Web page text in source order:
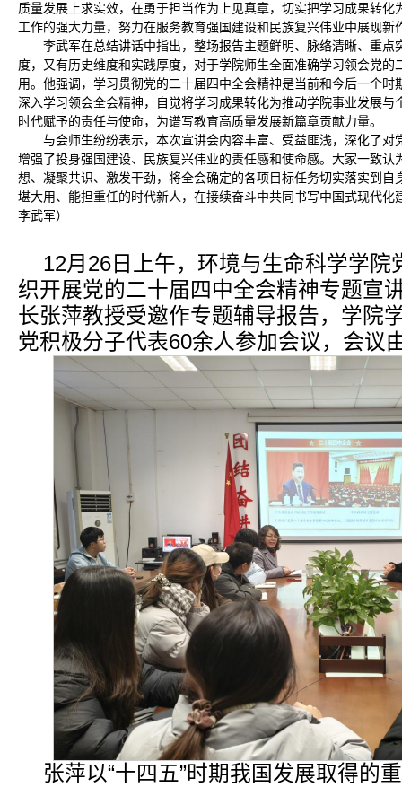
质量发展上求实效，在勇于担当作为上见真章，切实把学习成果转
工作的强大力量，努力在服务教育强国建设和民族复兴伟业中展现新
李武军在总结讲话中指出，整场报告主题鲜明、脉络清晰、重
度，又有历史维度和实践厚度，对于学院师生全面准确学习领会党
用。他强调，学习贯彻党的二十届四中全会精神是当前和今后一个
深入学习领会全会精神，自觉将学习成果转化为推动学院事业发展
时代赋予的责任与使命，为谱写教育高质量发展新篇章贡献力量。
与会师生纷纷表示，本次宣讲会内容丰富、受益匪浅，深化了
增强了投身强国建设、民族复兴伟业的责任感和使命感。大家一致
想、凝聚共识、激发干劲，将全会确定的各项目标任务切实落实到
堪大用、能担重任的时代新人，在接续奋斗中共同书写中国式现代
李武军）
12月26日上午，环境与生命科学学院
织开展党的二十届四中全会精神专题宣
长张萍教授受邀作专题辅导报告，学院
党积极分子代表60余人参加会议，会议
张萍以“十四五”时期我国发展取得的